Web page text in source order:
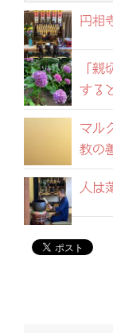
円相
「
する
マル
教の
人は